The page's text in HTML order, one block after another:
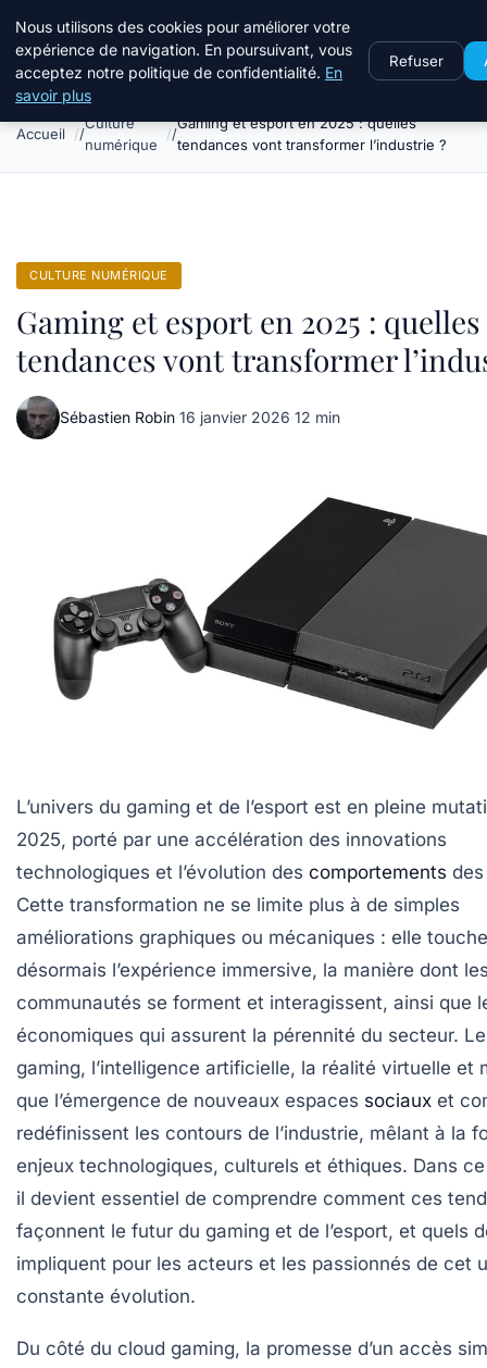
Stillweb
Accueil
Culture
numérique
Gaming et esport en 2025 : quelles
tendances vont transformer l’industrie ?
CULTURE NUMÉRIQUE
Gaming et esport en 2025 : quelles
tendances vont transformer
Sébastien Robin·16 janvier 2026·12 min
L’univers du gaming et de l’esport est en pleine
2025, porté par une accélération des innovations
technologiques et l’évolution des comportements
Cette transformation ne se limite plus à de simples
améliorations graphiques ou mécaniques : elle touche
désormais l’expérience immersive, la manière dont
communautés se forment et interagissent, ainsi que
économiques qui assurent la pérennité du secteur.
gaming, l’intelligence artificielle, la réalité virtuelle et
que l’émergence de nouveaux espaces sociaux et
redéfinissent les contours de l’industrie, mêlant à la
enjeux technologiques, culturels et éthiques. Dans
il devient essentiel de comprendre comment ces
façonnent le futur du gaming et de l’esport, et quels
impliquent pour les acteurs et les passionnés de cet
constante évolution.
Du côté du cloud gaming, la promesse d’un accès
Nous utilisons des cookies pour améliorer votre
expérience de navigation. En poursuivant, vous
acceptez notre politique de confidentialité. En
savoir plus
Refuser